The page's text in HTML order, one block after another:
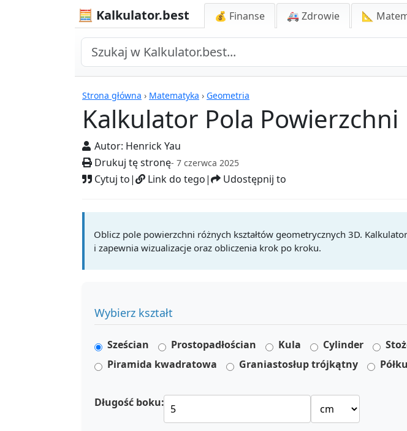
🧮 Kalkulator.best 💰 Finanse 🚑 Zdrowie 📐
Strona główna › Matematyka › Geometria
Kalkulator Pola Powierzchni
Autor: Henrick Yau
Drukuj tę stronę- 7 czerwca 2025
Cytuj to| Link do tego| Udostępnij to
Kalkulatory
Oblicz pole powierzchni różnych kształtów geometrycznych 3D.
i zapewnia wizualizacje oraz obliczenia krok po kroku.
Wybierz kształt
Sześcian Prostopadłościan Kula Cylinder
Piramida kwadratowa
Graniastosłup trójkątny
Długość boku: